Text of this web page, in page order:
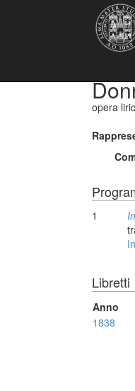
opera
1
Libretti
Anno
1838